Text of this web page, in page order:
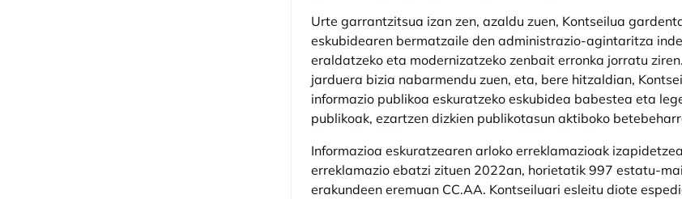
Urte garrantzitsua izan zen, azaldu zuen, Kontseilua
eskubidearen bermatzaile den administrazio-agintaritza
eraldatzeko eta modernizatzeko zenbait erronka jorratu
jarduera bizia nabarmendu zuen, eta, bere hitzaldian,
informazio publikoa eskuratzeko eskubidea babestea eta
publikoak, ezartzen dizkien publikotasun aktiboko
Informazioa eskuratzearen arloko erreklamazioak
erreklamazio ebatzi zituen 2022an, horietatik 997 estatu-
erakundeen eremuan CC.AA. Kontseiluari esleitu diote